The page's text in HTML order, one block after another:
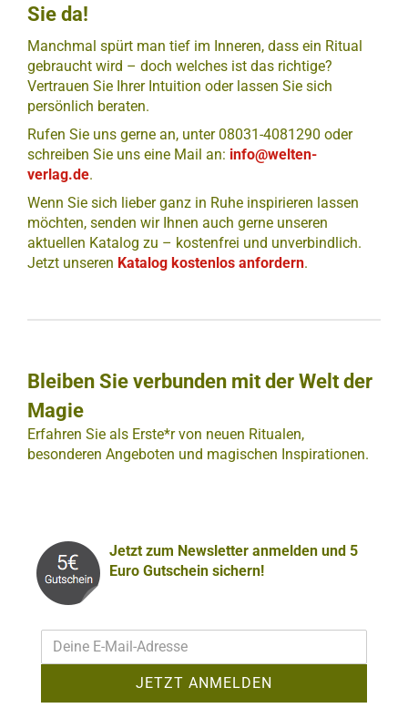
Sie da!
Manchmal spürt man tief im Inneren, dass ein Ritual
gebraucht wird – doch welches ist das richtige?
Vertrauen Sie Ihrer Intuition oder lassen Sie sich
persönlich beraten.
Rufen Sie uns gerne an, unter 08031-4081290 oder
schreiben Sie uns eine Mail an: info@welten-
verlag.de.
Wenn Sie sich lieber ganz in Ruhe inspirieren lassen
möchten, senden wir Ihnen auch gerne unseren
aktuellen Katalog zu – kostenfrei und unverbindlich.
Jetzt unseren Katalog kostenlos anfordern.
Bleiben Sie verbunden mit der Welt der
Magie
Erfahren Sie als Erste*r von neuen Ritualen,
besonderen Angeboten und magischen Inspirationen.
Jetzt zum Newsletter anmelden und 5
Euro Gutschein sichern!